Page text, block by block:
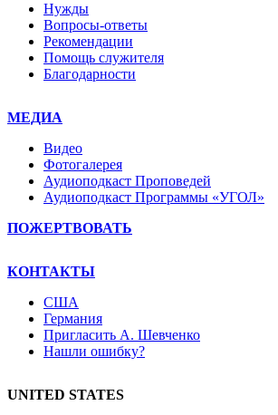
Нужды
Вопросы-ответы
Рекомендации
Помощь служителя
Благодарности
МЕДИА
Видео
Фотогалерея
Аудиоподкаст Проповедей
Аудиоподкаст Программы «УГОЛ»
ПОЖЕРТВОВАТЬ
КОНТАКТЫ
США
Германия
Пригласить А. Шевченко
Нашли ошибку?
UNITED STATES